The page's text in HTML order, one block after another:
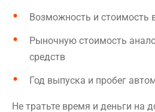
Возможность и стоимость
Рыночную стоимость
средств
Год выпуска и пробег
Не тратьте время и деньги на